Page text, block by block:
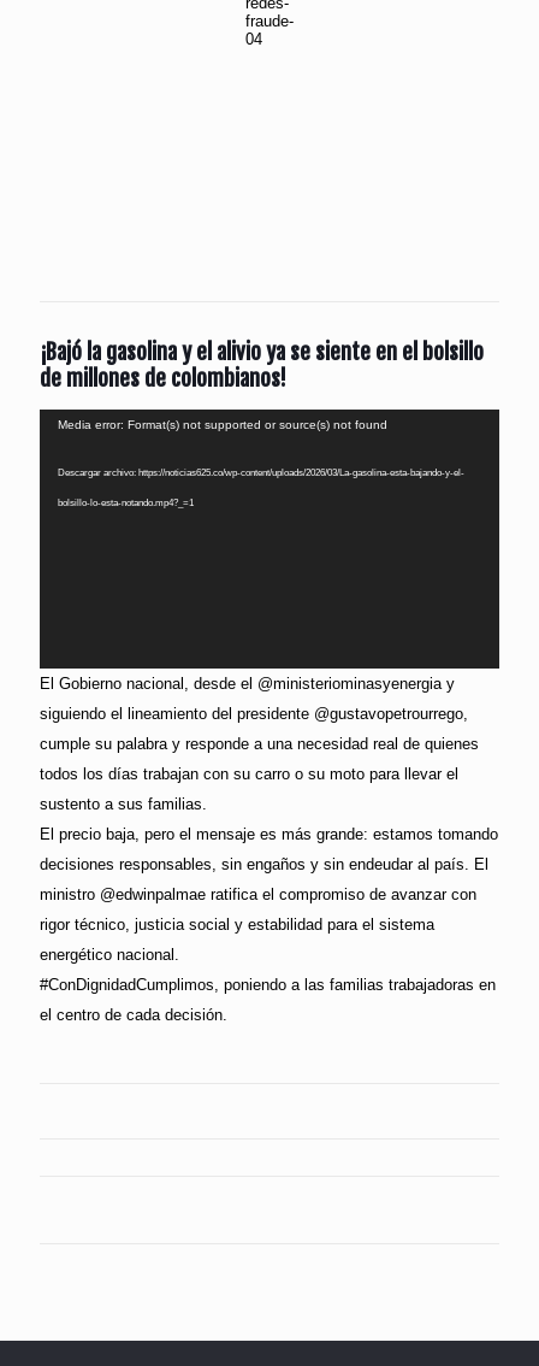
¡Bajó la gasolina y el alivio ya se siente en el bolsillo
de millones de colombianos!
Reproductor
Media error: Format(s) not supported or source(s) not found
Descargar archivo: https://noticias625.co/wp-content/uploads/2026/03/La-gasolina-esta-bajando-y-el-
bolsillo-lo-esta-notando.mp4?_=1
El Gobierno nacional, desde el @ministeriominasyenergia y
siguiendo el lineamiento del presidente @gustavopetrourrego,
cumple su palabra y responde a una necesidad real de quienes
todos los días trabajan con su carro o su moto para llevar el
sustento a sus familias.
El precio baja, pero el mensaje es más grande: estamos tomando
decisiones responsables, sin engaños y sin endeudar al país. El
ministro @edwinpalmae ratifica el compromiso de avanzar con
rigor técnico, justicia social y estabilidad para el sistema
energético nacional.
#ConDignidadCumplimos, poniendo a las familias trabajadoras en
el centro de cada decisión.